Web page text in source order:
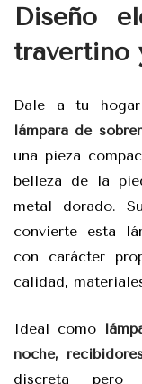
Diseño
travertino
Dale a tu
lámpara de
una pieza
belleza de la
metal dorado. Su
convierte esta
con carácter
calidad,
Ideal como
noche,
discreta pero